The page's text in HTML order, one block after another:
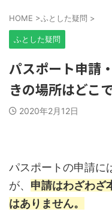
HOME >ふとした疑問 >
ふとした疑問
パスポート申請
きの場所はどこ
2020年2月12日
パスポートの申請に
が、 申請はわざわざ
はありません。